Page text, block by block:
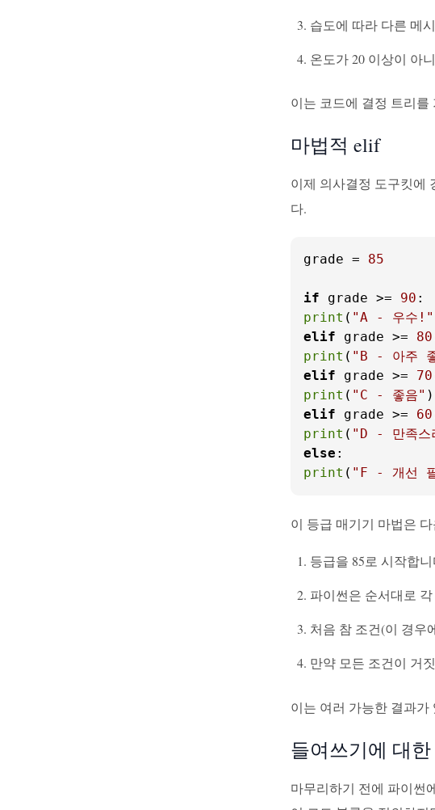
습도에 따라 다른 메
온도가 20 이상이 아
이는 코드에 결정 트리
마법적 elif
이제 의사결정 도구킷에
다.
grade = 85
if grade >= 90
print ( "A - 우수!"
elif grade >= 80
print ( "B - 아주
elif grade >= 70
print ( "C - 좋음"
elif grade >= 60
print ( "D - 만족스
else
print ( "F - 개선
이 등급 매기기 마법은
등급을 85로 시작합니
파이썬은 순서대로
처음 참 조건(이 경우
만약 모든 조건이 거
이는 여러 가능한 결과
들여쓰기에 대
마무리하기 전에 파이썬